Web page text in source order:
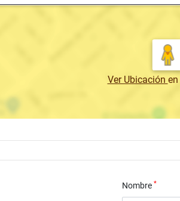
Ver Ubicación en
Nombre*